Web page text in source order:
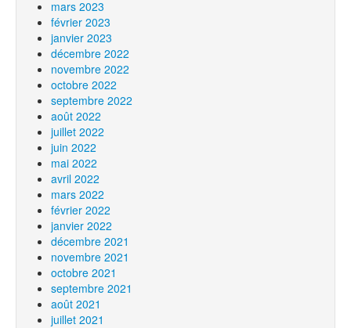
mars 2023
février 2023
janvier 2023
décembre 2022
novembre 2022
octobre 2022
septembre 2022
août 2022
juillet 2022
juin 2022
mai 2022
avril 2022
mars 2022
février 2022
janvier 2022
décembre 2021
novembre 2021
octobre 2021
septembre 2021
août 2021
juillet 2021